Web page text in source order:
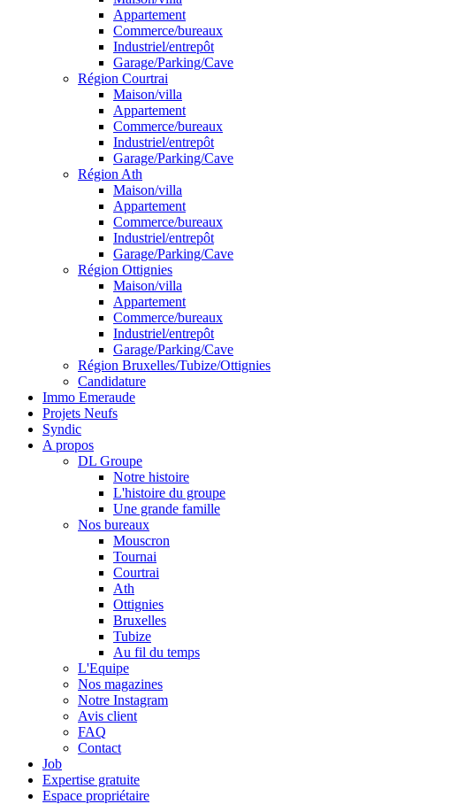
Appartement
Commerce/bureaux
Industriel/entrepôt
Garage/Parking/Cave
Région Courtrai
Maison/villa
Appartement
Commerce/bureaux
Industriel/entrepôt
Garage/Parking/Cave
Région Ath
Maison/villa
Appartement
Commerce/bureaux
Industriel/entrepôt
Garage/Parking/Cave
Région Ottignies
Maison/villa
Appartement
Commerce/bureaux
Industriel/entrepôt
Garage/Parking/Cave
Région Bruxelles/Tubize/Ottignies
Candidature
Immo Emeraude
Projets Neufs
Syndic
A propos
DL Groupe
Notre histoire
L'histoire du groupe
Une grande famille
Nos bureaux
Mouscron
Tournai
Courtrai
Ath
Ottignies
Bruxelles
Tubize
Au fil du temps
L'Equipe
Nos magazines
Notre Instagram
Avis client
FAQ
Contact
Job
Expertise gratuite
Espace propriétaire